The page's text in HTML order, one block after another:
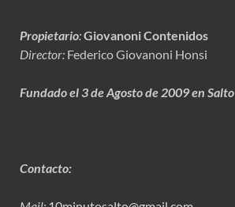
Propietario:Giovanoni Contenidos
Director: Federico Giovanoni Honsi
Fundado el 3 de Agosto de 2009 en Salto
Contacto: